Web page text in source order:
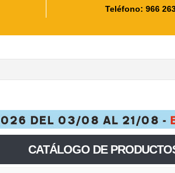
Teléfono: 966
CATÁLOGO DE